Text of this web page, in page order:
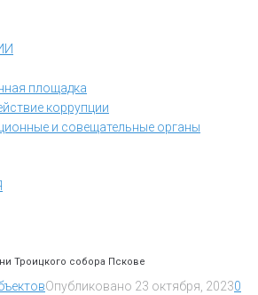
площадка
коррупции
и совещательные органы
Троицкого собора Пскове
Опубликовано 23 октября, 20230